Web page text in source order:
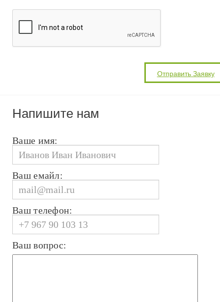
Напишите нам
Ваше имя:
Ваш емайл:
Ваш телефон:
Ваш вопрос: